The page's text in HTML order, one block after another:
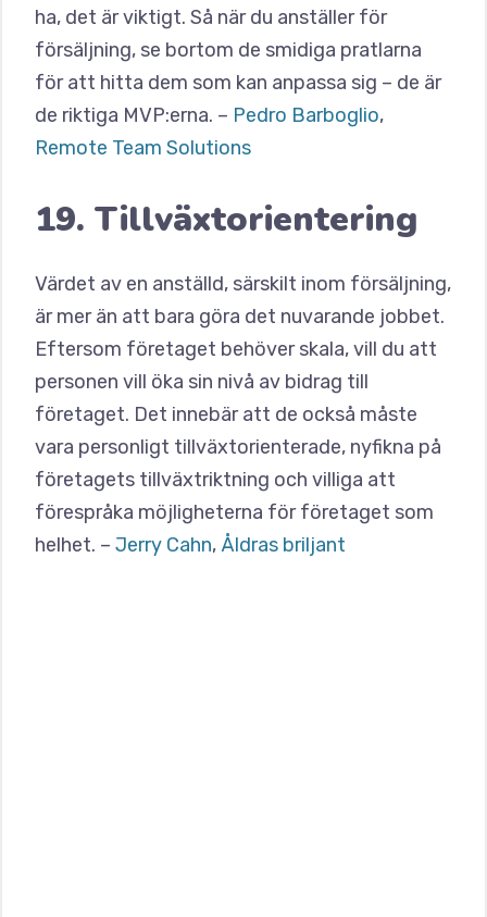
ha, det är viktigt. Så när du anställer för
försäljning, se bortom de smidiga pratlarna
för att hitta dem som kan anpassa sig – de är
de riktiga MVP:erna. – Pedro Barboglio,
Remote Team Solutions
19. Tillväxtorientering
Värdet av en anställd, särskilt inom försäljning,
är mer än att bara göra det nuvarande jobbet.
Eftersom företaget behöver skala, vill du att
personen vill öka sin nivå av bidrag till
företaget. Det innebär att de också måste
vara personligt tillväxtorienterade, nyfikna på
företagets tillväxtriktning och villiga att
förespråka möjligheterna för företaget som
helhet. – Jerry Cahn, Åldras briljant